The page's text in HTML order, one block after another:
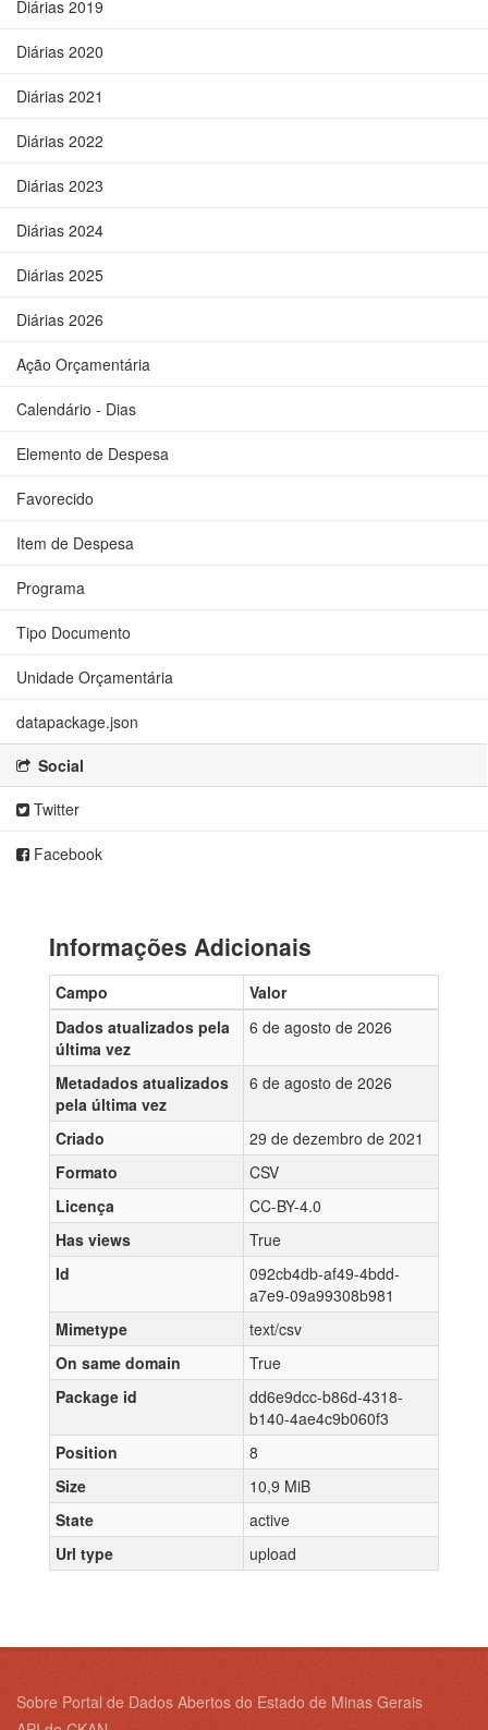
Diárias 2019
Diárias 2020
Diárias 2021
Diárias 2022
Diárias 2023
Diárias 2024
Diárias 2025
Diárias 2026
Ação Orçamentária
Calendário - Dias
Elemento de Despesa
Favorecido
Item de Despesa
Programa
Tipo Documento
Unidade Orçamentária
datapackage.json
Social
Twitter
Facebook
Informações Adicionais
Campo
Valor
Dados atualizados pela
última vez
6 de agosto de 2026
Metadados atualizados
pela última vez
6 de agosto de 2026
Criado
29 de dezembro de 2021
Formato
CSV
Licença
CC-BY-4.0
Has views
True
Id
092cb4db-af49-4bdd-
a7e9-09a99308b981
Mimetype
text/csv
On same domain
True
Package id
dd6e9dcc-b86d-4318-
b140-4ae4c9b060f3
Position
8
Size
10,9 MiB
State
active
Url type
upload
Sobre Portal de Dados Abertos do Estado de Minas Gerais